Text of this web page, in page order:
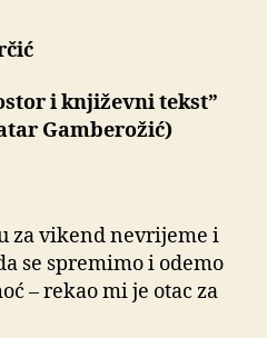
i književni tekst”
Gamberožić)
za vikend nevrijeme i
se spremimo i odemo
– rekao mi je otac za